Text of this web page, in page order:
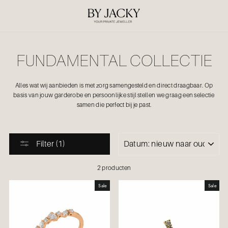
FUNDAMENTAL COLLECTIE
Alles wat wij aanbieden is met zorg samengesteld en direct draagbaar. Op
basis van jouw garderobe en persoonlijke stijl stellen we graag een selectie
samen die perfect bij je past.
Filter (1)
2 producten
Sale Sale